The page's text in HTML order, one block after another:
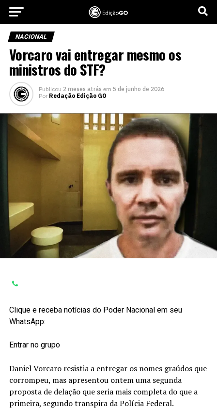
NACIONAL
Vorcaro vai entregar mesmo os
ministros do STF?
Publicou 2 meses atrás em 5 de junho de 2026
Por Redação Edição GO
Clique e receba notícias do Poder Nacional em seu
WhatsApp:
Entrar no grupo
Daniel Vorcaro resistia a entregar os nomes graúdos que
corrompeu, mas apresentou ontem uma segunda
proposta de delação que seria mais completa do que a
primeira, segundo transpira da Polícia Federal.